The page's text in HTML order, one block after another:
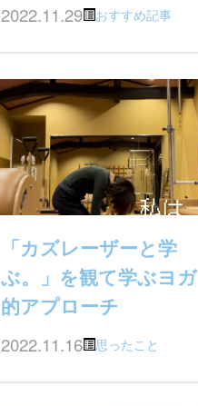
2022.11.29 おすすめ記事
「カズレーザーと学
ぶ。」を観て学ぶヨガ
的アプローチ
2022.11.16 思ったこと